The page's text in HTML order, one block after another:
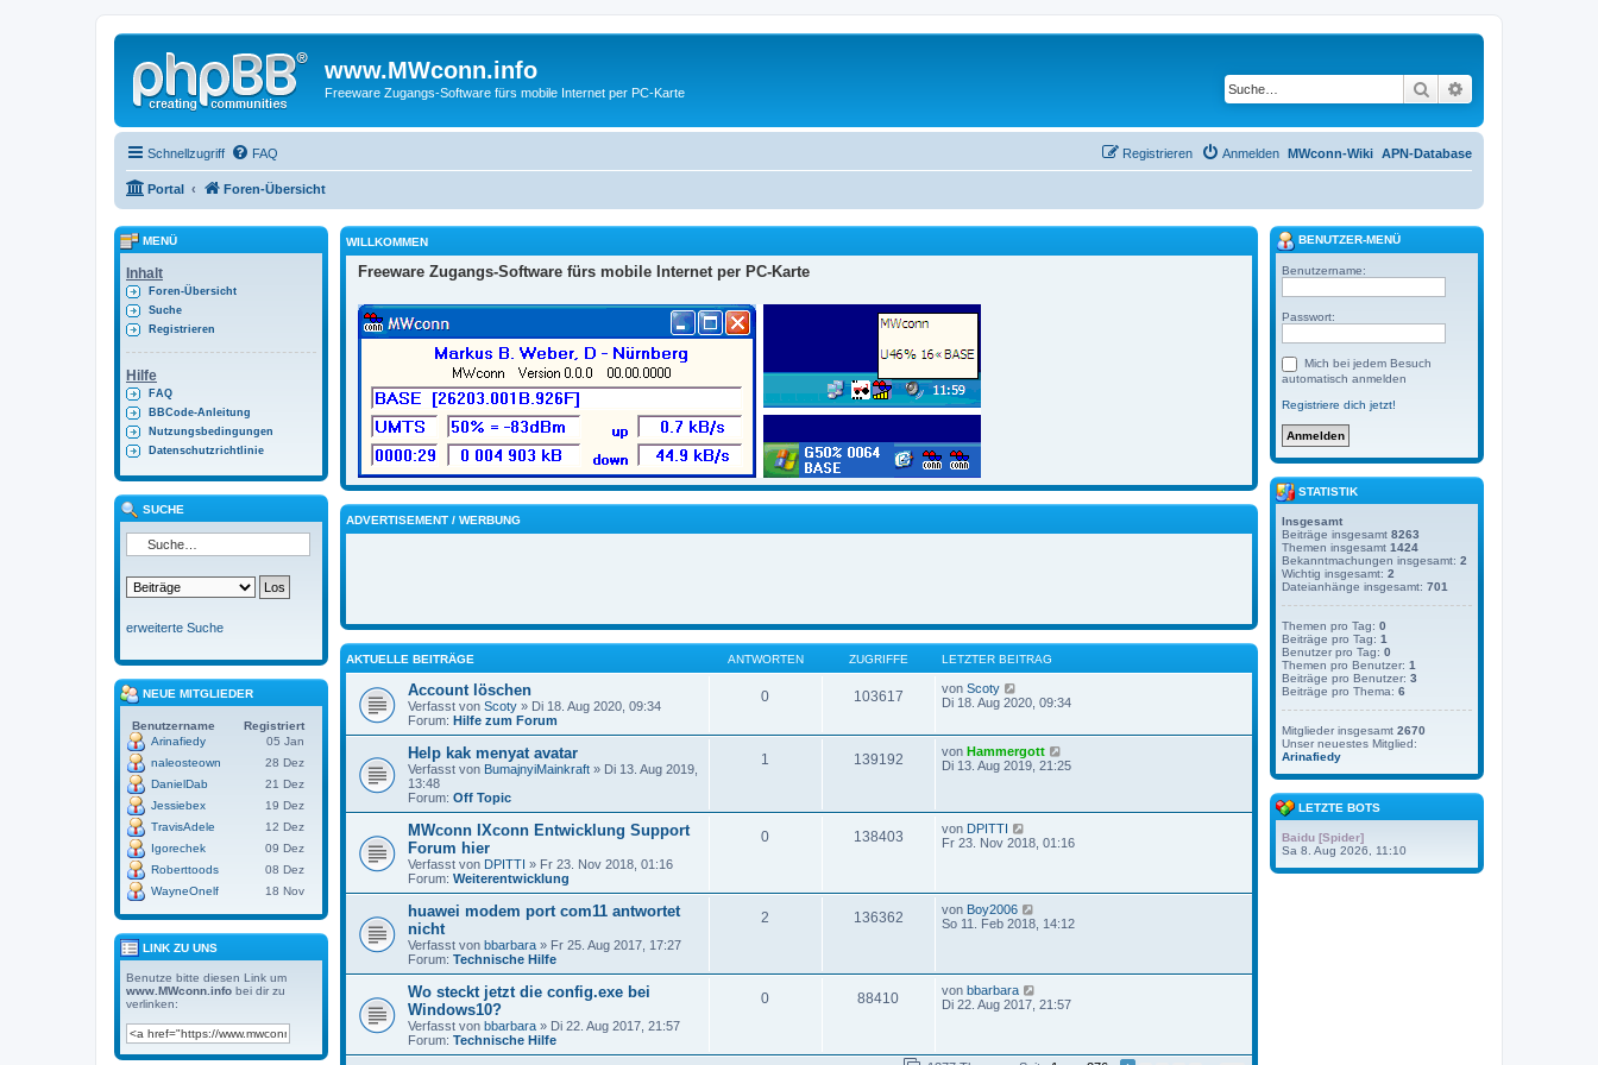
www.MWconn.info
Freeware Zugangs-Software fürs mobile Internet per PC-Karte Suche
Schnellzugriff FAQ APN-Database
MWconn-Wiki
Anmelden
Registrieren
Portal Foren-Übersicht
WILLKOMMEN
Freeware Zugangs-Software fürs mobile Internet per PC-Karte
ADVERTISEMENT / WERBUNG
AKTUELLE BEITRÄGE ANTWORTEN ZUGRIFFE LETZTER BEITRAG
Account löschen
Verfasst von Scoty » Di 18. Aug 2020, 09:34
Forum: Hilfe zum Forum
0 103617 von Scoty
e
t
e
e
i
t
Di 18. Aug 2020, 09:34
Help kak menyat avatar
Verfasst von BumajnyiMainkraft » Di 13. Aug 2019,
13:48
Forum: Off Topic
1 139192 von Hammergott
e
e
r
i
r
Di 13. Aug 2019, 21:25
MWconn IXconn Entwicklung Support
Forum hier
Verfasst von DPITTI » Fr 23. Nov 2018, 01:16
Forum: Weiterentwicklung
0 138403 von DPITTI
e
t
e
r
t
r
a
Fr 23. Nov 2018, 01:16
huawei modem port com11 antwortet
nicht
Verfasst von bbarbara » Fr 25. Aug 2017, 17:27
Forum: Technische Hilfe
2 136362 von Boy2006
e
t
r
So 11. Feb 2018, 14:12
Wo steckt jetzt die config.exe bei
Windows10?
Verfasst von bbarbara » Di 22. Aug 2017, 21:57
Forum: Technische Hilfe
0 88410 von bbarbara
e
t
Di 22. Aug 2017, 21:57
MENÜ
Inhalt
Foren-Übersicht
Suche
Registrieren
Hilfe
FAQ
BBCode-Anleitung
Nutzungsbedingungen
Datenschutzrichtlinie
SUCHE
erweiterte Suche
NEUE MITGLIEDER
Benutzername
Registriert
Arinafiedy
05 Jan
naleosteown
28 Dez
DanielDab
21 Dez
Jessiebex
19 Dez
TravisAdele
12 Dez
Igorechek
09 Dez
Roberttoods
08 Dez
WayneOnelf
18 Nov
LINK ZU UNS
Benutze bitte diesen Link um
www.MWconn.info bei dir zu
verlinken:
BENUTZER-MENÜ
Benutzername:
Passwort:
Mich bei jedem Besuch
automatisch anmelden
Registriere dich jetzt!
STATISTIK
Insgesamt
Beiträge insgesamt 8263
Themen insgesamt 1424
Bekanntmachungen insgesamt: 2
Wichtig insgesamt: 2
Dateianhänge insgesamt: 701
Themen pro Tag: 0
Beiträge pro Tag: 1
Benutzer pro Tag: 0
Themen pro Benutzer: 1
Beiträge pro Benutzer: 3
Beiträge pro Thema: 6
Mitglieder insgesamt 2670
Unser neuestes Mitglied:
Arinafiedy
LETZTE BOTS
Baidu [Spider]
Sa 8. Aug 2026, 11:10